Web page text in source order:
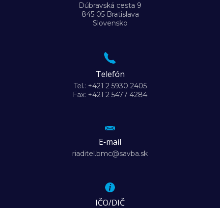
Dúbravská cesta 9
845 05 Bratislava
Slovensko
Telefón
Tel.: +421 2 5930 2405
Fax: +421 2 5477 4284
E-mail
riaditel.bmc@savba.sk
IČO/DIČ